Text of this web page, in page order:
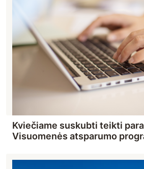
Kviečiame suskubti teikti
Visuomenės atsparumo